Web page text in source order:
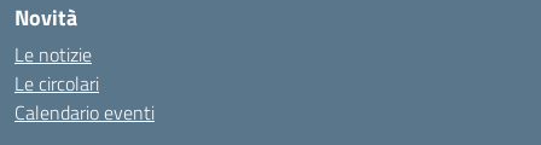
Novità
Le notizie
Le circolari
Calendario eventi